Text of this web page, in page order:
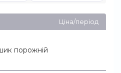
Ціна/період
порожній